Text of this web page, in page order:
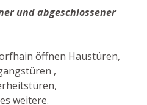
und abgeschlossener
öffnen Haustüren,
,
weitere.